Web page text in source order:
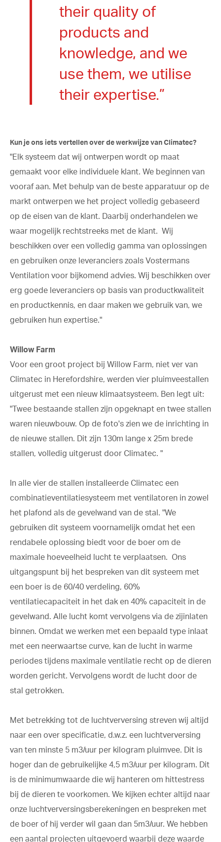
their quality of
products and
knowledge, and we
use them, we utilise
their expertise.”
Kun je ons iets vertellen over de werkwijze van Climatec?
"Elk systeem dat wij ontwerpen wordt op maat
gemaakt voor elke individuele klant. We beginnen van
vooraf aan. Met behulp van de beste apparatuur op de
markt ontwerpen we het project volledig gebaseerd
op de eisen van de klant. Daarbij onderhandelen we
waar mogelijk rechtstreeks met de klant. Wij
beschikken over een volledig gamma van oplossingen
en gebruiken onze leveranciers zoals Vostermans
Ventilation voor bijkomend advies. Wij beschikken over
erg goede leveranciers op basis van productkwaliteit
en productkennis, en daar maken we gebruik van, we
gebruiken hun expertise."
Willow Farm
Voor een groot project bij Willow Farm, niet ver van
Climatec in Herefordshire, werden vier pluimveestallen
uitgerust met een nieuw klimaatsysteem. Ben legt uit:
"Twee bestaande stallen zijn opgeknapt en twee stallen
waren nieuwbouw. Op de foto's zien we de inrichting in
de nieuwe stallen. Dit zijn 130m lange x 25m brede
stallen, volledig uitgerust door Climatec. "
In alle vier de stallen installeerde Climatec een
combinatieventilatiesysteem met ventilatoren in zowel
het plafond als de gevelwand van de stal. "We
gebruiken dit systeem voornamelijk omdat het een
rendabele oplossing biedt voor de boer om de
maximale hoeveelheid lucht te verplaatsen. Ons
uitgangspunt bij het bespreken van dit systeem met
een boer is de 60/40 verdeling, 60%
ventilatiecapaciteit in het dak en 40% capaciteit in de
gevelwand. Alle lucht komt vervolgens via de zijinlaten
binnen. Omdat we werken met een bepaald type inlaat
met een neerwaartse curve, kan de lucht in warme
periodes tijdens maximale ventilatie recht op de dieren
worden gericht. Vervolgens wordt de lucht door de
stal getrokken.
Met betrekking tot de luchtverversing streven wij altijd
naar een over specificatie, d.w.z. een luchtverversing
van ten minste 5 m3/uur per kilogram pluimvee. Dit is
hoger dan de gebruikelijke 4,5 m3/uur per kilogram. Dit
is de minimumwaarde die wij hanteren om hittestress
bij de dieren te voorkomen. We kijken echter altijd naar
onze luchtverversingsberekeningen en bespreken met
de boer of hij verder wil gaan dan 5m3/uur. We hebben
een aantal projecten uitgevoerd waarbij deze waarde